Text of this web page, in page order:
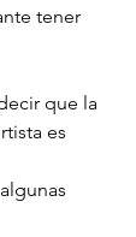
tener
que la
es